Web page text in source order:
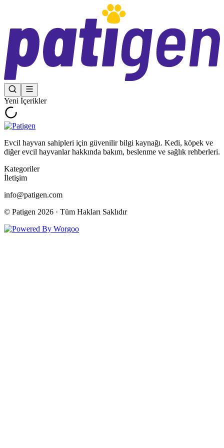
Yeni İçerikler
Evcil hayvan sahipleri için güvenilir bilgi kaynağı. Kedi, köpek ve
diğer evcil hayvanlar hakkında bakım, beslenme ve sağlık rehberleri.
Kategoriler
İletişim
info@patigen.com
© Patigen 2026 · Tüm Hakları Saklıdır